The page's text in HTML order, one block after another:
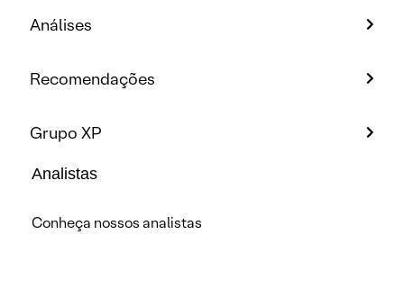
Análises
Recomendações
Grupo XP
Analistas
Conheça nossos analistas